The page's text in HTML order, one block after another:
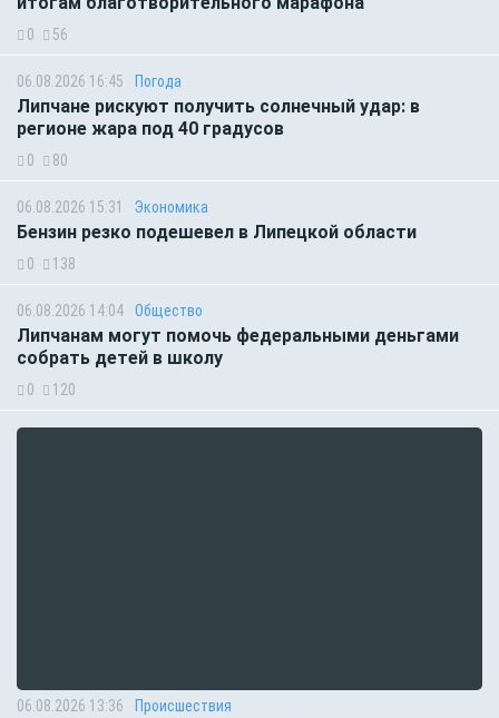
0 56
06.08.2026 16:45 Погода
Липчане рискуют получить солнечный удар: в
регионе жара под 40 градусов
0 80
06.08.2026 15:31 Экономика
Бензин резко подешевел в Липецкой области
0 138
06.08.2026 14:04 Общество
Липчанам могут помочь федеральными деньгами
собрать детей в школу
0 120
06.08.2026 13:36 Происшествия